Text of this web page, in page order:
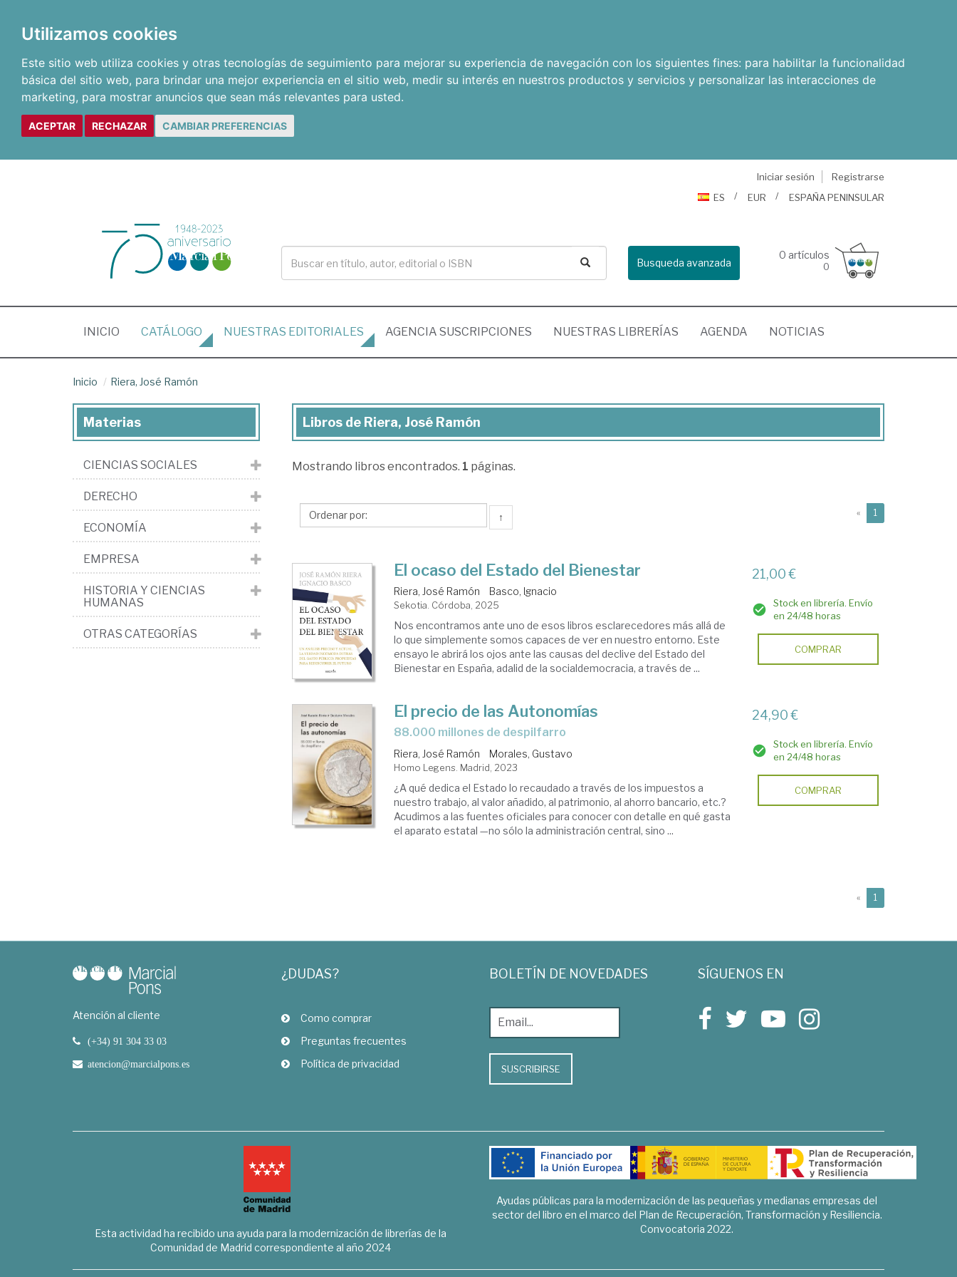
Utilizamos cookies
Este sitio web utiliza cookies y otras tecnologías de seguimiento para mejorar su experiencia de navegación con los siguientes fines: para habilitar la funcionalidad
básica del sitio web, para brindar una mejor experiencia en el sitio web, medir su interés en nuestros productos y servicios y personalizar las interacciones de
marketing, para mostrar anuncios que sean más relevantes para usted.
ACEPTAR RECHAZAR CAMBIAR PREFERENCIAS
Iniciar sesión
Registrarse
ES
EUR ESPAÑA PENINSULAR
Busqueda avanzada
0 artículos
0
INICIO (CURRENT)
CATÁLOGO NUESTRAS EDITORIALES AGENCIA SUSCRIPCIONES NUESTRAS LIBRERÍAS AGENDA NOTICIAS
Inicio Riera, José Ramón
Libros
Riera,
Ramón
Libros de Riera, José Ramón
Mostrando libros encontrados. 1 páginas.
↑ « 1
El ocaso del Estado del Bienestar
Riera, José Ramón Basco, Ignacio
Sekotia. Córdoba, 2025
Nos encontramos ante uno de esos libros esclarecedores más allá de
lo que simplemente somos capaces de ver en nuestro entorno. Este
ensayo le abrirá los ojos ante las causas del declive del Estado del
Bienestar en España, adalid de la socialdemocracia, a través de ...
21,00 €
Stock en librería. Envío
en 24/48 horas
COMPRAR
El precio de las Autonomías
88.000 millones de despilfarro
Riera, José Ramón Morales, Gustavo
Homo Legens. Madrid, 2023
¿A qué dedica el Estado lo recaudado a través de los impuestos a
nuestro trabajo, al valor añadido, al patrimonio, al ahorro bancario, etc.?
Acudimos a las fuentes oficiales para conocer con detalle en qué gasta
el aparato estatal —no sólo la administración central, sino ...
24,90 €
Stock en librería. Envío
en 24/48 horas
COMPRAR
« 1
Materias
CIENCIAS SOCIALES
DERECHO
ECONOMÍA
EMPRESA
HISTORIA Y CIENCIAS
HUMANAS
OTRAS CATEGORÍAS
Atención al cliente
(+34) 91 304 33 03
atencion@marcialpons.es
¿DUDAS?
Como comprar
Preguntas frecuentes
Política de privacidad
BOLETÍN DE NOVEDADES
SUSCRIBIRSE
SÍGUENOS EN
Esta actividad ha recibido una ayuda para la modernización de librerías de la
Comunidad de Madrid correspondiente al año 2024
Ayudas públicas para la modernización de las pequeñas y medianas empresas del
sector del libro en el marco del Plan de Recuperación, Transformación y Resiliencia.
Convocatoria 2022.